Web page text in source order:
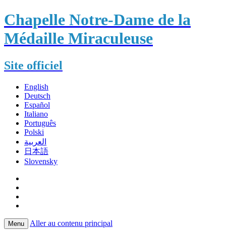
Chapelle Notre-Dame de la
Médaille Miraculeuse
Site officiel
English
Deutsch
Español
Italiano
Português
Polski
العربية
日本語
Slovensky
Menu Aller au contenu principal